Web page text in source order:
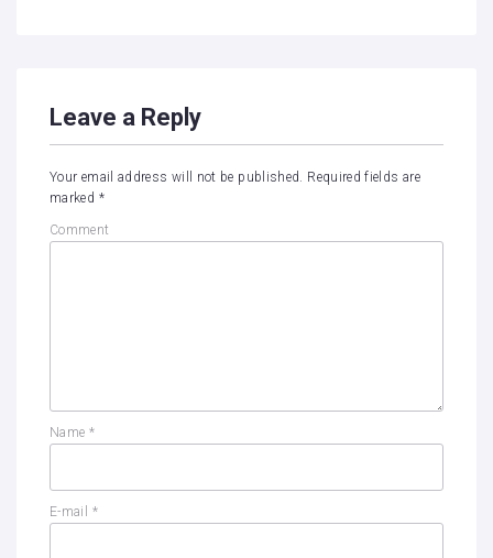
Leave a Reply
Your email address will not be published. Required fields are
marked *
Comment
Name *
E-mail *